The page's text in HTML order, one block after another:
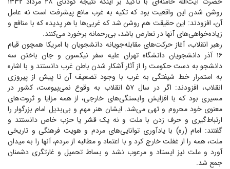
روشن شدن این واقعیت بود که تکیه به غرب مانع پیشرفت است نه عامل
آن، افزودند: این حقیقت هم روشن شد که غربی‌ها با هر پدیده که با منافع و
زیاده‌خواهی‌های آنها در تعارض باشد، بی‌رحمانه برخورد می‌کنند.
رهبر انقلاب، آغاز حرکت‌های مقابله‌جویانه دانشجویان با امریکا همچون قیام
۱۶ آذر دانشجویان دانشگاه تهران علیه سفر نیکسون و جان باختن سه
دانشجو به دست حکومت را از آثار آشکار شدن باطن غرب دانستند و با اشاره
به استمرار خط شیفتگی به غرب با وجود تضعیف آن تا پیش از پیروزی
انقلاب، افزودند: اگر در سال ۵۷ انقلاب به وقوع نمی‌پیوست، کشور در
مسیری بود که با افزایش وابستگی‌های خارجی، از همه مزایا و ثروت‌های
معنوی خود محروم و تهی می‌شد. ایشان هنر مهم و بی‌بدیل امام بزرگوار را
ارتباط‌گیری و حرف زدن با ملت و نه یک قشر یا حزب خاص دانستند و
گفتند: امام (ره) با یادآوری توانایی‌های مردم و هویت فرهنگی و تاریخی
ملت، همه را از غفلت خارج کرد و با اعتماد و مطالبه از مردم، آنها را به میدان
آورد و ملت نیز ایستاد و مرعوب نشد و بساط تحمیل و غارتگری دشمنان
جمع شد.